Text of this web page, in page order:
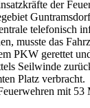
der
telefonisch
musste das
PKW gerettet
Seilwinde
Platz verbracht.
mit